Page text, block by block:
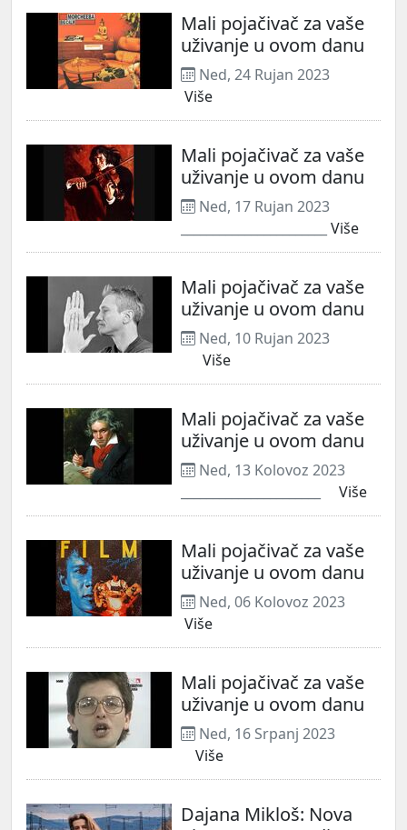
Mali pojačivač za vaše
uživanje u ovom danu
Ned, 24 Rujan 2023
Više
Mali pojačivač za vaše
uživanje u ovom danu
Ned, 17 Rujan 2023
Više
Mali pojačivač za vaše
uživanje u ovom danu
Ned, 10 Rujan 2023
Više
Mali pojačivač za vaše
uživanje u ovom danu
Ned, 13 Kolovoz 2023
Više
Mali pojačivač za vaše
uživanje u ovom danu
Ned, 06 Kolovoz 2023
Više
Mali pojačivač za vaše
uživanje u ovom danu
Ned, 16 Srpanj 2023
Više
Dajana Mikloš: Nova